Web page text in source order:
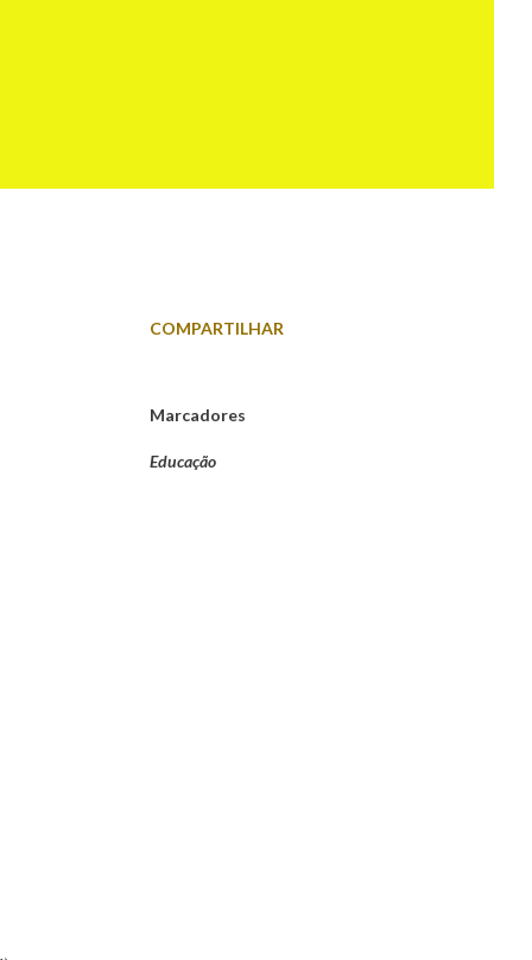
COMPARTILHAR
Marcadores
Educação